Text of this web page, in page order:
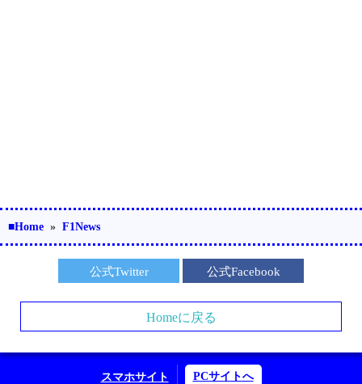
■Home » F1News
公式Twitter 公式Facebook
Homeに戻る
スマホサイト PCサイトへ